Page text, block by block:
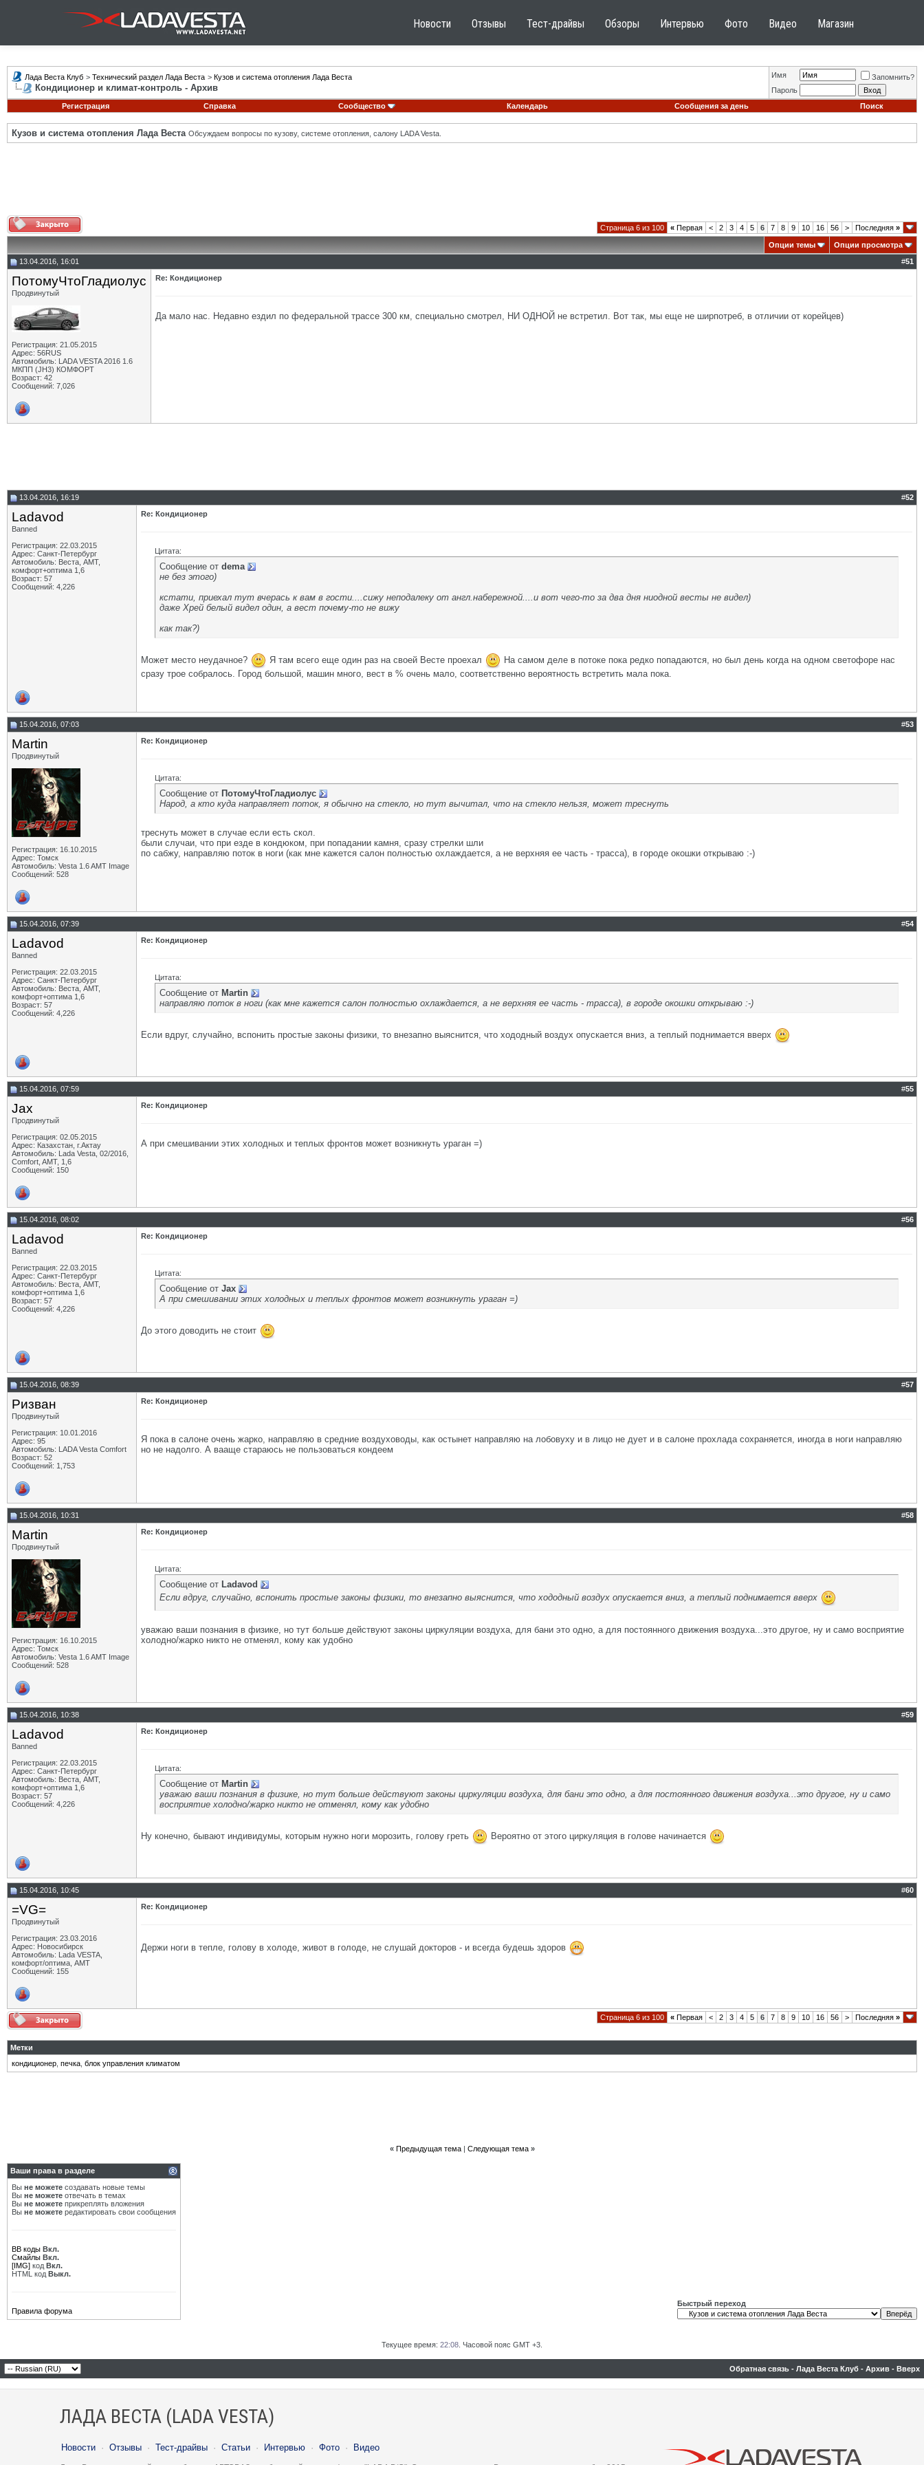
Новости Отзывы Тест-драйвы Обзоры Интервью Фото Видео Магазин
Лада Веста Клуб > Технический раздел Лада Веста > Кузов и система отопления Лада Веста
Кондиционер и климат-контроль - Архив
Имя
Запомнить?
Пароль
Регистрация
Справка Сообщество Календарь Сообщения за день Поиск
Кузов и система отопления Лада Веста Обсуждаем вопросы по кузову, системе отопления, салону LADA Vesta.
Страница 6 из 100 « Первая < 2 3 4 5 6 7 8 9 10 16 56 > Последняя »
Опции темы
Опции просмотра
13.04.2016, 16:01
#51
ПотомуЧтоГладиолус
Продвинутый
Регистрация: 21.05.2015
Адрес: 56RUS
Автомобиль: LADA VESTA 2016 1.6
МКПП (JH3) КОМФОРТ
Возраст: 42
Сообщений: 7,026
Re: Кондиционер
Да мало нас. Недавно ездил по федеральной трассе 300 км, специально смотрел, НИ ОДНОЙ не встретил. Вот так, мы еще не ширпотреб, в отличии от корейцев)
13.04.2016, 16:19 #52
Ladavod
Banned
Регистрация: 22.03.2015
Адрес: Санкт-Петербург
Автомобиль: Веста, АМТ,
комфорт+оптима 1,6
Возраст: 57
Сообщений: 4,226
Re: Кондиционер
Цитата:
Сообщение от dema
не без этого)
кстати, приехал тут вчерась к вам в гости....сижу неподалеку от англ.набережной....и вот чего-то за два дня ниодной весты не видел)
даже Хрей белый видел один, а вест почему-то не вижу
как так?)
Может место неудачное? Я там всего еще один раз на своей Весте проехал
На самом деле в потоке пока редко попадаются, но был день когда на одном светофоре нас
сразу трое собралось. Город большой, машин много, вест в % очень мало, соответственно вероятность встретить мала пока.
15.04.2016, 07:03 #53
Martin
Продвинутый
Регистрация: 16.10.2015
Адрес: Томск
Автомобиль: Vesta 1.6 AMT Image
Сообщений: 528
Re: Кондиционер
Цитата:
Сообщение от ПотомуЧтоГладиолус
Народ, а кто куда направляет поток, я обычно на стекло, но тут вычитал, что на стекло нельзя, может треснуть
треснуть может в случае если есть скол.
были случаи, что при езде в кондюком, при попадании камня, сразу стрелки шли
по сабжу, направляю поток в ноги (как мне кажется салон полностью охлаждается, а не верхняя ее часть - трасса), в городе окошки открываю :-)
15.04.2016, 07:39 #54
Ladavod
Banned
Регистрация: 22.03.2015
Адрес: Санкт-Петербург
Автомобиль: Веста, АМТ,
комфорт+оптима 1,6
Возраст: 57
Сообщений: 4,226
Re: Кондиционер
Цитата:
Сообщение от Martin
направляю поток в ноги (как мне кажется салон полностью охлаждается, а не верхняя ее часть - трасса), в городе окошки открываю :-)
Если вдруг, случайно, вспонить простые законы физики, то внезапно выяснится, что хододный воздух опускается вниз, а теплый поднимается вверх
15.04.2016, 07:59 #55
Jax
Продвинутый
Регистрация: 02.05.2015
Адрес: Казахстан, г.Актау
Автомобиль: Lada Vesta, 02/2016,
Comfort, AMT, 1,6
Сообщений: 150
Re: Кондиционер
А при смешивании этих холодных и теплых фронтов может возникнуть ураган =)
15.04.2016, 08:02 #56
Ladavod
Banned
Регистрация: 22.03.2015
Адрес: Санкт-Петербург
Автомобиль: Веста, АМТ,
комфорт+оптима 1,6
Возраст: 57
Сообщений: 4,226
Re: Кондиционер
Цитата:
Сообщение от Jax
А при смешивании этих холодных и теплых фронтов может возникнуть ураган =)
До этого доводить не стоит
15.04.2016, 08:39 #57
Ризван
Продвинутый
Регистрация: 10.01.2016
Адрес: 95
Автомобиль: LADA Vesta Сomfort
Возраст: 52
Сообщений: 1,753
Re: Кондиционер
Я пока в салоне очень жарко, направляю в средние воздуховоды, как остынет направляю на лобовуху и в лицо не дует и в салоне прохлада сохраняется, иногда в ноги направляю
но не надолго. А вааще стараюсь не пользоваться кондеем
15.04.2016, 10:31 #58
Martin
Продвинутый
Регистрация: 16.10.2015
Адрес: Томск
Автомобиль: Vesta 1.6 AMT Image
Сообщений: 528
Re: Кондиционер
Цитата:
Сообщение от Ladavod
Если вдруг, случайно, вспонить простые законы физики, то внезапно выяснится, что хододный воздух опускается вниз, а теплый поднимается вверх
уважаю ваши познания в физике, но тут больше действуют законы циркуляции воздуха, для бани это одно, а для постоянного движения воздуха...это другое, ну и само восприятие
холодно/жарко никто не отменял, кому как удобно
15.04.2016, 10:38 #59
Ladavod
Banned
Регистрация: 22.03.2015
Адрес: Санкт-Петербург
Автомобиль: Веста, АМТ,
комфорт+оптима 1,6
Возраст: 57
Сообщений: 4,226
Re: Кондиционер
Цитата:
Сообщение от Martin
уважаю ваши познания в физике, но тут больше действуют законы циркуляции воздуха, для бани это одно, а для постоянного движения воздуха...это другое, ну и само
восприятие холодно/жарко никто не отменял, кому как удобно
Ну конечно, бывают индивидумы, которым нужно ноги морозить, голову греть Вероятно от этого циркуляция в голове начинается
15.04.2016, 10:45 #60
=VG=
Продвинутый
Регистрация: 23.03.2016
Адрес: Новосибирск
Автомобиль: Lada VESTA,
комфорт/оптима, АМТ
Сообщений: 155
Re: Кондиционер
Держи ноги в тепле, голову в холоде, живот в голоде, не слушай докторов - и всегда будешь здоров
Страница 6 из 100 « Первая < 2 3 4 5 6 7 8 9 10 16 56 > Последняя »
Метки
кондиционер печка блок управления климатом
« Предыдущая тема| Следующая тема »
Ваши права в разделе
Вы не можете создавать новые темы
Вы не можете отвечать в темах
Вы не можете прикреплять вложения
Вы не можете редактировать свои сообщения
BB коды Вкл.
Смайлы Вкл.
[IMG] код Вкл.
HTML код Выкл.
Правила форума
Быстрый переход
Текущее время: 22:08 . Часовой пояс GMT +3.
Обратная связь - Лада Веста Клуб - Архив - Вверх
ЛАДА ВЕСТА (LADA VESTA)
Новости · Отзывы · Тест-драйвы · Статьи · Интервью · Фото · Видео